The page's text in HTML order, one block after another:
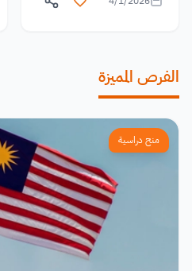
الفرص المميزة
منح دراسية